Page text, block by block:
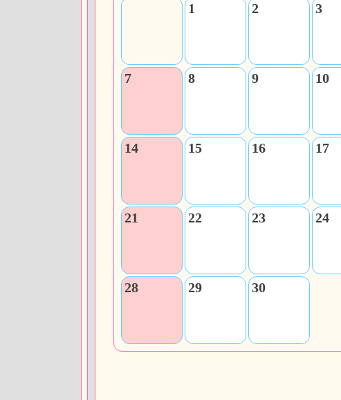
1 2 3
7 8 9 10
14 15 16 17
21 22 23 24
28 29 30